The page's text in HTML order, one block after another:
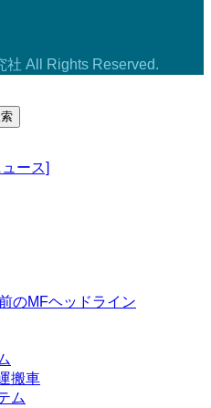
社 All Rights Reserved.
ース]
のMFヘッドライン
搬車
ム